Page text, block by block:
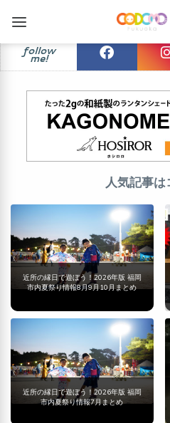
follow
me!
人気記事は
近所の縁日で遊ぼう！2026年版 福岡
市内夏祭り情報8月9月10月まとめ
近所の縁日で遊ぼう！2026年版 福岡
市内夏祭り情報7月まとめ